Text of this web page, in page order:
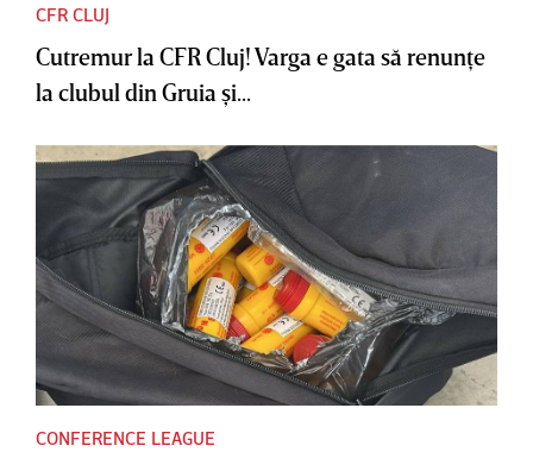
CFR CLUJ
Cutremur la CFR Cluj! Varga e gata să renunţe
la clubul din Gruia şi...
CONFERENCE LEAGUE